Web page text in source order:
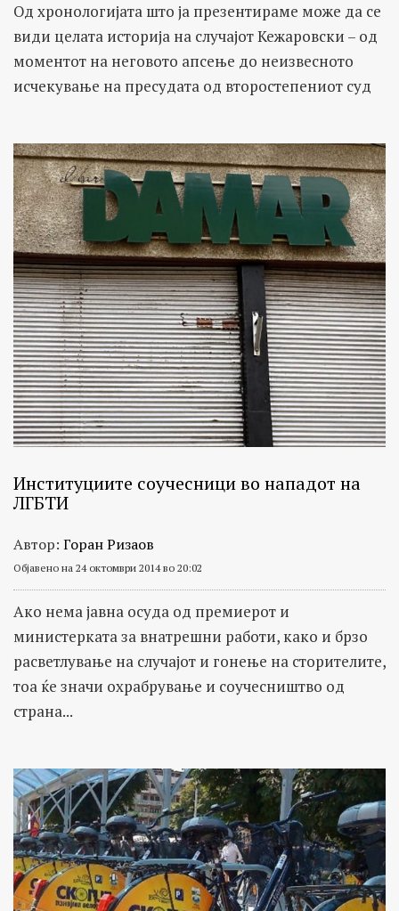
Од хронологијата што ја презентираме може да се
види целата историја на случајот Кежаровски – од
моментот на неговото апсење до неизвесното
исчекување на пресудата од второстепениот суд
Институциите соучесници во нападот на
ЛГБТИ
Автор: Горан Ризаов
Објавено на 24 октомври 2014 во 20:02
Ако нема јавна осуда од премиерот и
министерката за внатрешни работи, како и брзо
расветлување на случајот и гонење на сторителите,
тоа ќе значи охрабрување и соучесништво од
страна...